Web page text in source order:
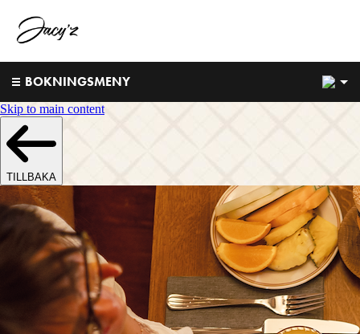
BOKNINGSMENY
Skip to main content
TILLBAKA